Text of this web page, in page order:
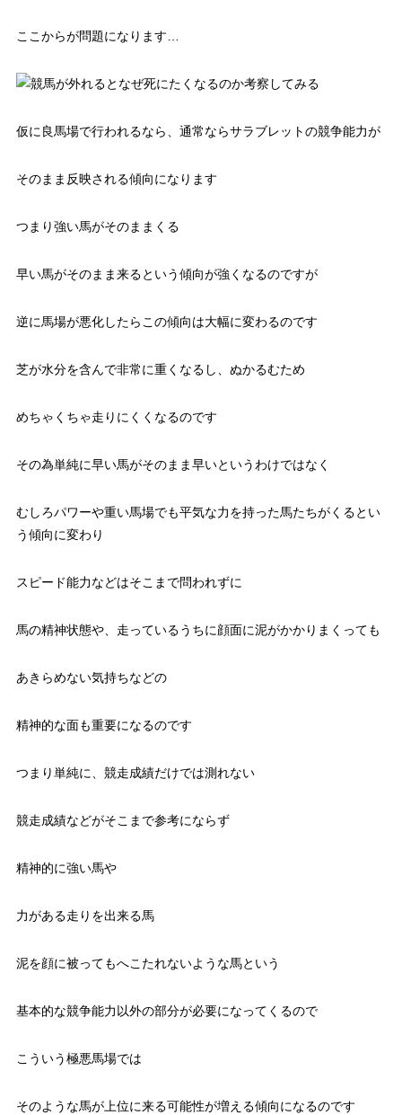
ここからが問題になります…
仮に良馬場で行われるなら、通常ならサラブレットの競争能力が
そのまま反映される傾向になります
つまり強い馬がそのままくる
早い馬がそのまま来るという傾向が強くなるのですが
逆に馬場が悪化したらこの傾向は大幅に変わるのです
芝が水分を含んで非常に重くなるし、ぬかるむため
めちゃくちゃ走りにくくなるのです
その為単純に早い馬がそのまま早いというわけではなく
むしろパワーや重い馬場でも平気な力を持った馬たちがくるとい
う傾向に変わり
スピード能力などはそこまで問われずに
馬の精神状態や、走っているうちに顔面に泥がかかりまくっても
あきらめない気持ちなどの
精神的な面も重要になるのです
つまり単純に、競走成績だけでは測れない
競走成績などがそこまで参考にならず
精神的に強い馬や
力がある走りを出来る馬
泥を顔に被ってもへこたれないような馬という
基本的な競争能力以外の部分が必要になってくるので
こういう極悪馬場では
そのような馬が上位に来る可能性が増える傾向になるのです